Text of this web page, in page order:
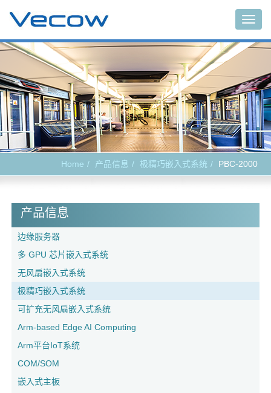
Home 产品信息 极精巧嵌入式系统 PBC-2000
产品信息
边缘服务器
多 GPU 芯片嵌入式系统
无风扇嵌入式系统
极精巧嵌入式系统
可扩充无风扇嵌入式系统
Arm-based Edge AI Computing
Arm平台IoT系统
COM/SOM
嵌入式主板